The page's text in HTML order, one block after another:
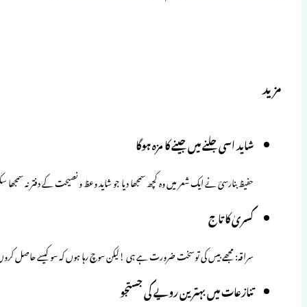
مزید
شاید اسی جلنے میں جینے کا مزہ ہوگا
حفیظ بنارسیؔ نے ایک شعر میں وہ کچھ سمجھا دیا جو شاید وعظ و نصیحت کے دفتر نہ
کسریٰ کا تاج
سراقہ: مجھے بیس کی توسخت ضرورت ہے ہی !لیکن سوچ رہا ہوں کہ سو کیسے حاصل
تنازعات میں بہترین رویے کی جستجو